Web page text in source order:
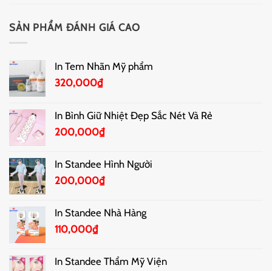
SẢN PHẨM ĐÁNH GIÁ CAO
In Tem Nhãn Mỹ phẩm
320,000₫
In Bình Giữ Nhiệt Đẹp Sắc Nét Và Rẻ
200,000₫
In Standee Hình Người
200,000₫
In Standee Nhà Hàng
110,000₫
In Standee Thẩm Mỹ Viện